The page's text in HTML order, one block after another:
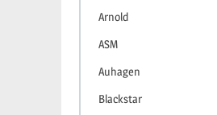
Arnold
ASM
Auhagen
Blackstar